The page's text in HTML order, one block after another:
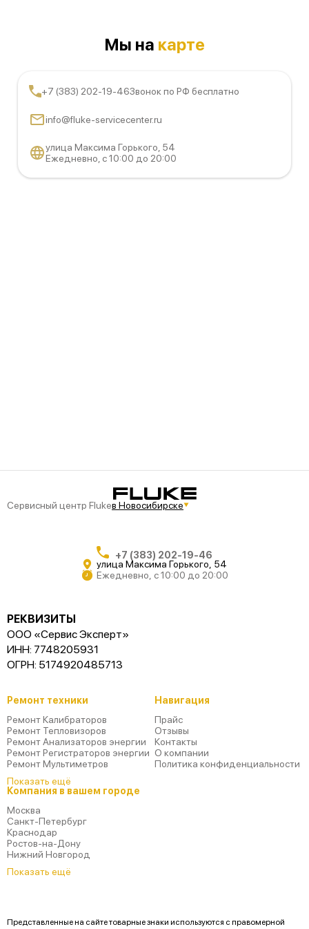
Мы на карте
+7 (383) 202-19-46Звонок по РФ бесплатно
info@fluke-servicecenter.ru
улица Максима Горького, 54
Ежедневно, с 10:00 до 20:00
Сервисный центр Flukeв Новосибирске
+7 (383) 202-19-46
улица Максима Горького, 54
Ежедневно, с 10:00 до 20:00
РЕКВИЗИТЫ
ООО «Сервис Эксперт»
ИНН: 7748205931
ОГРН: 5174920485713
Ремонт техники
Ремонт Калибраторов
Ремонт Тепловизоров
Ремонт Анализаторов энергии
Ремонт Регистраторов энергии
Ремонт Мультиметров
Показать ещё
Компания в вашем городе
Москва
Санкт-Петербург
Краснодар
Ростов-на-Дону
Нижний Новгород
Показать ещё
Навигация
Прайс
Отзывы
Контакты
О компании
Политика конфиденциальности
Представленные на сайте товарные знаки используются с правомерной